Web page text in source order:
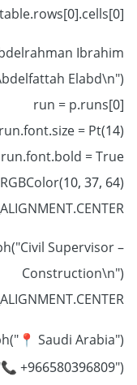
Ibrahim
Elabd\n")
run = p.runs[0]
run.font.size = Pt(14)
run.font.bold = True
37, 64)
Supervisor –
Construction\n")
📍 Saudi Arabia")
📞 +966580396809")